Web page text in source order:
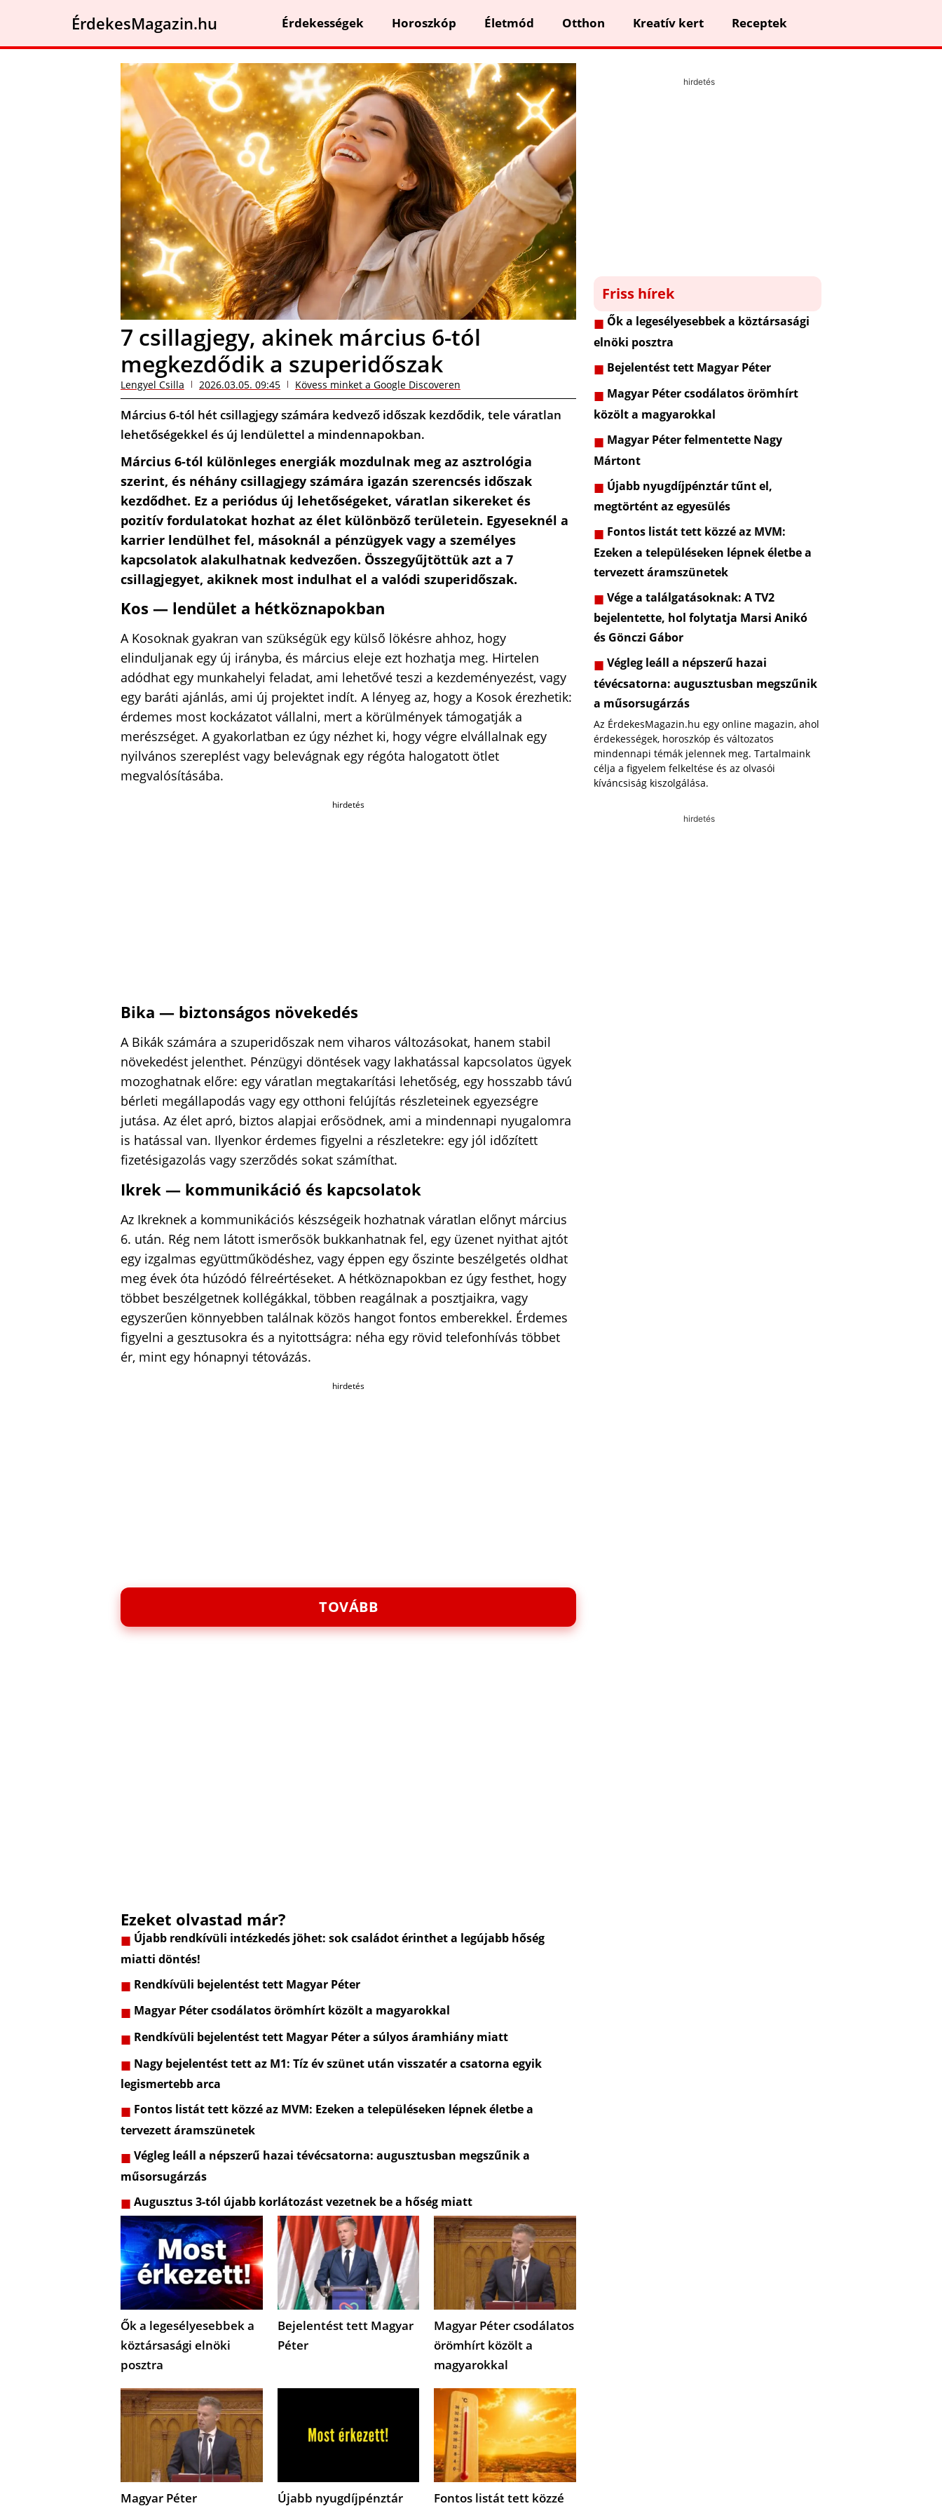
ÉrdekesMagazin.hu Érdekességek Horoszkóp Életmód Otthon Kreatív kert Receptek
7 csillagjegy, akinek március 6-tól
megkezdődik a szuperidőszak
Lengyel Csilla 2026.03.05. 09:45 Kövess minket a Google Discoveren
Március 6-tól hét csillagjegy számára kedvező időszak kezdődik, tele váratlan
lehetőségekkel és új lendülettel a mindennapokban.
Március 6-tól különleges energiák mozdulnak meg az asztrológia
szerint, és néhány csillagjegy számára igazán szerencsés időszak
kezdődhet. Ez a periódus új lehetőségeket, váratlan sikereket és
pozitív fordulatokat hozhat az élet különböző területein. Egyeseknél a
karrier lendülhet fel, másoknál a pénzügyek vagy a személyes
kapcsolatok alakulhatnak kedvezően. Összegyűjtöttük azt a 7
csillagjegyet, akiknek most indulhat el a valódi szuperidőszak.
Kos — lendület a hétköznapokban
A Kosoknak gyakran van szükségük egy külső lökésre ahhoz, hogy
elinduljanak egy új irányba, és március eleje ezt hozhatja meg. Hirtelen
adódhat egy munkahelyi feladat, ami lehetővé teszi a kezdeményezést, vagy
egy baráti ajánlás, ami új projektet indít. A lényeg az, hogy a Kosok érezhetik:
érdemes most kockázatot vállalni, mert a körülmények támogatják a
merészséget. A gyakorlatban ez úgy nézhet ki, hogy végre elvállalnak egy
nyilvános szereplést vagy belevágnak egy régóta halogatott ötlet
megvalósításába.
hirdetés
Bika — biztonságos növekedés
A Bikák számára a szuperidőszak nem viharos változásokat, hanem stabil
növekedést jelenthet. Pénzügyi döntések vagy lakhatással kapcsolatos ügyek
mozoghatnak előre: egy váratlan megtakarítási lehetőség, egy hosszabb távú
bérleti megállapodás vagy egy otthoni felújítás részleteinek egyezségre
jutása. Az élet apró, biztos alapjai erősödnek, ami a mindennapi nyugalomra
is hatással van. Ilyenkor érdemes figyelni a részletekre: egy jól időzített
fizetésigazolás vagy szerződés sokat számíthat.
Ikrek — kommunikáció és kapcsolatok
Az Ikreknek a kommunikációs készségeik hozhatnak váratlan előnyt március
6. után. Rég nem látott ismerősök bukkanhatnak fel, egy üzenet nyithat ajtót
egy izgalmas együttműködéshez, vagy éppen egy őszinte beszélgetés oldhat
meg évek óta húzódó félreértéseket. A hétköznapokban ez úgy festhet, hogy
többet beszélgetnek kollégákkal, többen reagálnak a posztjaikra, vagy
egyszerűen könnyebben találnak közös hangot fontos emberekkel. Érdemes
figyelni a gesztusokra és a nyitottságra: néha egy rövid telefonhívás többet
ér, mint egy hónapnyi tétovázás.
hirdetés
TOVÁBB
Ezeket olvastad már?
Újabb rendkívüli intézkedés jöhet: sok családot érinthet a legújabb hőség
miatti döntés!
Rendkívüli bejelentést tett Magyar Péter
Magyar Péter csodálatos örömhírt közölt a magyarokkal
Rendkívüli bejelentést tett Magyar Péter a súlyos áramhiány miatt
Nagy bejelentést tett az M1: Tíz év szünet után visszatér a csatorna egyik
legismertebb arca
Fontos listát tett közzé az MVM: Ezeken a településeken lépnek életbe a
tervezett áramszünetek
Végleg leáll a népszerű hazai tévécsatorna: augusztusban megszűnik a
műsorsugárzás
Augusztus 3-tól újabb korlátozást vezetnek be a hőség miatt
Ők a legesélyesebbek a
köztársasági elnöki
posztra
Bejelentést tett Magyar
Péter
Magyar Péter csodálatos
örömhírt közölt a
magyarokkal
Magyar Péter
Újabb nyugdíjpénztár
Fontos listát tett közzé
hirdetés
Friss hírek
Ők a legesélyesebbek a köztársasági
elnöki posztra
Bejelentést tett Magyar Péter
Magyar Péter csodálatos örömhírt
közölt a magyarokkal
Magyar Péter felmentette Nagy
Mártont
Újabb nyugdíjpénztár tűnt el,
megtörtént az egyesülés
Fontos listát tett közzé az MVM:
Ezeken a településeken lépnek életbe a
tervezett áramszünetek
Vége a találgatásoknak: A TV2
bejelentette, hol folytatja Marsi Anikó
és Gönczi Gábor
Végleg leáll a népszerű hazai
tévécsatorna: augusztusban megszűnik
a műsorsugárzás
Az ÉrdekesMagazin.hu egy online magazin, ahol
érdekességek, horoszkóp és változatos
mindennapi témák jelennek meg. Tartalmaink
célja a figyelem felkeltése és az olvasói
kíváncsiság kiszolgálása.
hirdetés